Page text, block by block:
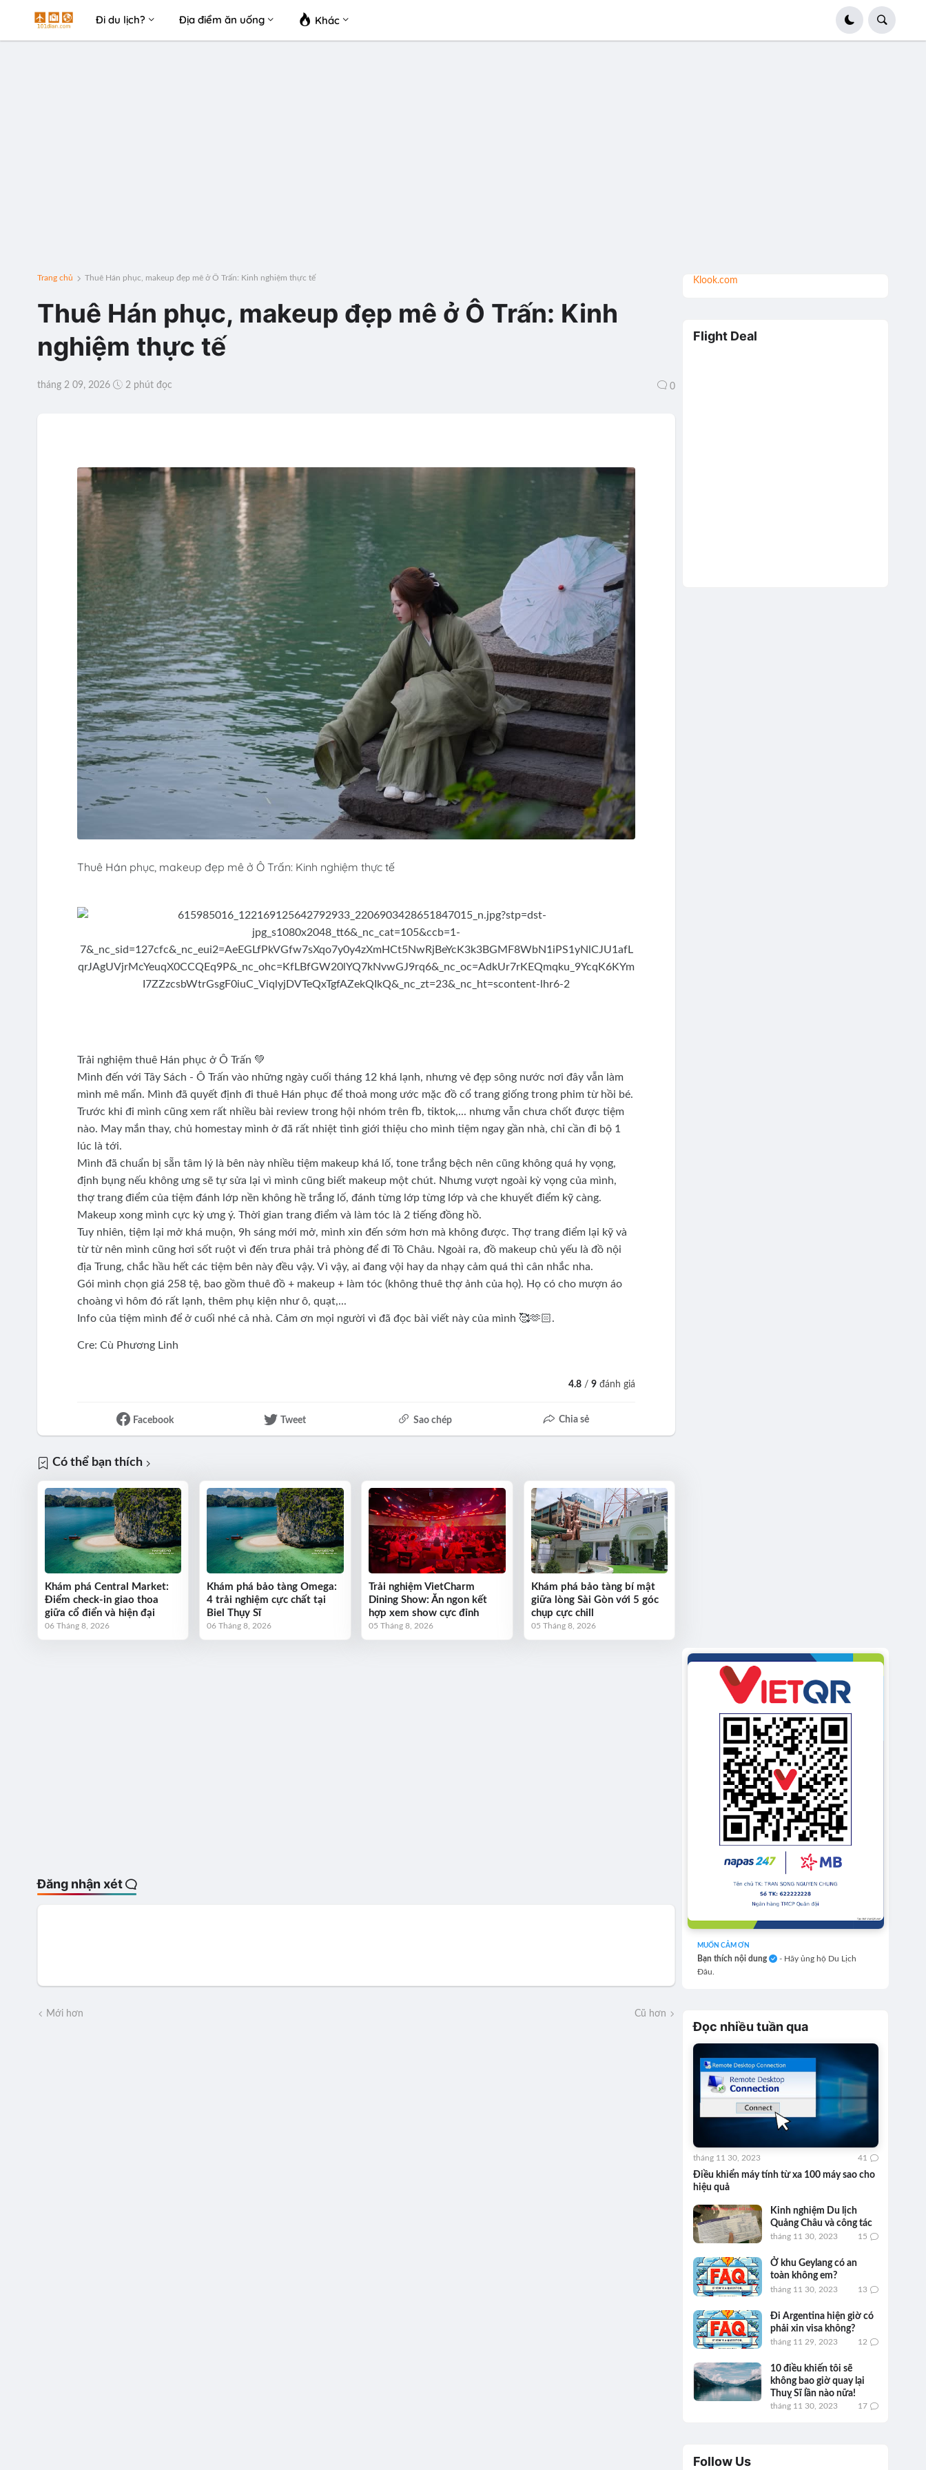
Đi du lịch? Địa điểm ăn uống Khác
Trang chủ Thuê Hán phục, makeup đẹp mê ở Ô Trấn: Kinh nghiệm thực tế
Thuê Hán phục, makeup đẹp mê ở Ô Trấn: Kinh
nghiệm thực tế
tháng 2 09, 2026 2 phút đọc 0
Thuê Hán phục, makeup đẹp mê ở Ô Trấn: Kinh nghiệm thực tế
Trải nghiệm thuê Hán phục ở Ô Trấn 💚
Mình đến với Tây Sách - Ô Trấn vào những ngày cuối tháng 12 khá lạnh, nhưng vẻ đẹp sông nước nơi đây vẫn làm
mình mê mẩn. Mình đã quyết định đi thuê Hán phục để thoả mong ước mặc đồ cổ trang giống trong phim từ hồi bé.
Trước khi đi mình cũng xem rất nhiều bài review trong hội nhóm trên fb, tiktok,... nhưng vẫn chưa chốt được tiệm
nào. May mắn thay, chủ homestay mình ở đã rất nhiệt tình giới thiệu cho mình tiệm ngay gần nhà, chỉ cần đi bộ 1
lúc là tới.
Mình đã chuẩn bị sẵn tâm lý là bên này nhiều tiệm makeup khá lố, tone trắng bệch nên cũng không quá hy vọng,
định bụng nếu không ưng sẽ tự sửa lại vì mình cũng biết makeup một chút. Nhưng vượt ngoài kỳ vọng của mình,
thợ trang điểm của tiệm đánh lớp nền không hề trắng lố, đánh từng lớp từng lớp và che khuyết điểm kỹ càng.
Makeup xong mình cực kỳ ưng ý. Thời gian trang điểm và làm tóc là 2 tiếng đồng hồ.
Tuy nhiên, tiệm lại mở khá muộn, 9h sáng mới mở, mình xin đến sớm hơn mà không được. Thợ trang điểm lại kỹ và
từ từ nên mình cũng hơi sốt ruột vì đến trưa phải trả phòng để đi Tô Châu. Ngoài ra, đồ makeup chủ yếu là đồ nội
địa Trung, chắc hầu hết các tiệm bên này đều vậy. Vì vậy, ai đang vội hay da nhạy cảm quá thì cân nhắc nha.
Gói mình chọn giá 258 tệ, bao gồm thuê đồ + makeup + làm tóc (không thuê thợ ảnh của họ). Họ có cho mượn áo
choàng vì hôm đó rất lạnh, thêm phụ kiện như ô, quạt,...
Info của tiệm mình để ở cuối nhé cả nhà. Cảm ơn mọi người vì đã đọc bài viết này của mình 🥰🫶🏻.
Cre: Cù Phương Linh
4.8 /9 đánh giá
Facebook Tweet Sao chép Chia sẻ
Có thể bạn thích
Khám phá Central Market:
Điểm check-in giao thoa
giữa cổ điển và hiện đại
06 Tháng 8, 2026
Khám phá bảo tàng Omega:
4 trải nghiệm cực chất tại
Biel Thụy Sĩ
06 Tháng 8, 2026
Trải nghiệm VietCharm
Dining Show: Ăn ngon kết
hợp xem show cực đỉnh
05 Tháng 8, 2026
Khám phá bảo tàng bí mật
giữa lòng Sài Gòn với 5 góc
chụp cực chill
05 Tháng 8, 2026
Đăng nhận xét
Mới hơn Cũ hơn
Klook.com
Flight Deal
MUỐN CẢM ƠN
Bạn thích nội dung
- Hãy ủng hộ Du Lịch
Đâu.
Đọc nhiều tuần qua
Điều khiển máy tính từ xa 100 máy sao cho
hiệu quả
tháng 11 30, 2023 41
Kinh nghiệm Du lịch
Quảng Châu và công tác
tháng 11 30, 2023 15
Ở khu Geylang có an
toàn không em?
tháng 11 30, 2023 13
Đi Argentina hiện giờ có
phải xin visa không?
tháng 11 29, 2023 12
10 điều khiến tôi sẽ
không bao giờ quay lại
Thuỵ Sĩ lần nào nữa!
tháng 11 30, 2023 17
Follow Us